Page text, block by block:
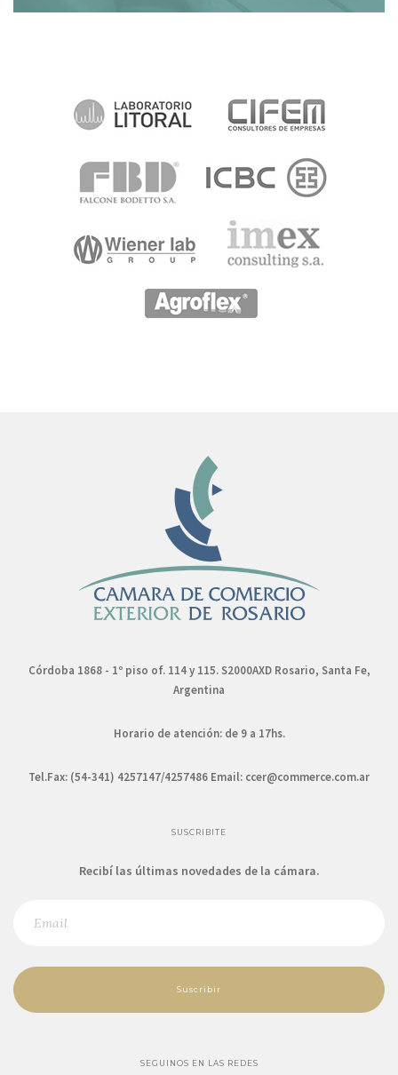
Córdoba 1868 - 1º piso of. 114 y 115. S2000AXD Rosario, Santa Fe,
Argentina
Horario de atención: de 9 a 17hs.
Tel.Fax: (54-341) 4257147/4257486 Email: ccer@commerce.com.ar
SUSCRIBITE
Recibí las últimas novedades de la cámara.
Suscribir
SEGUINOS EN LAS REDES